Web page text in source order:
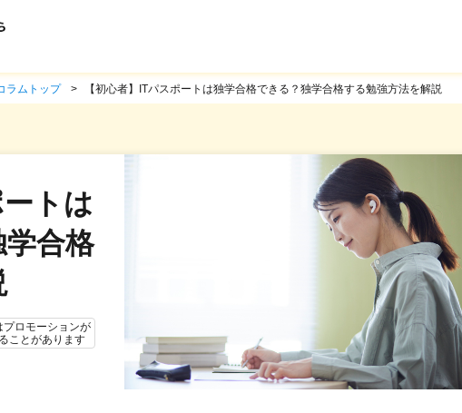
ラムトップ 【初心者】ITパスポートは独学合格できる？独学合格する勉強方法を解説
ートは
合格
プロモーションが
ことがあります